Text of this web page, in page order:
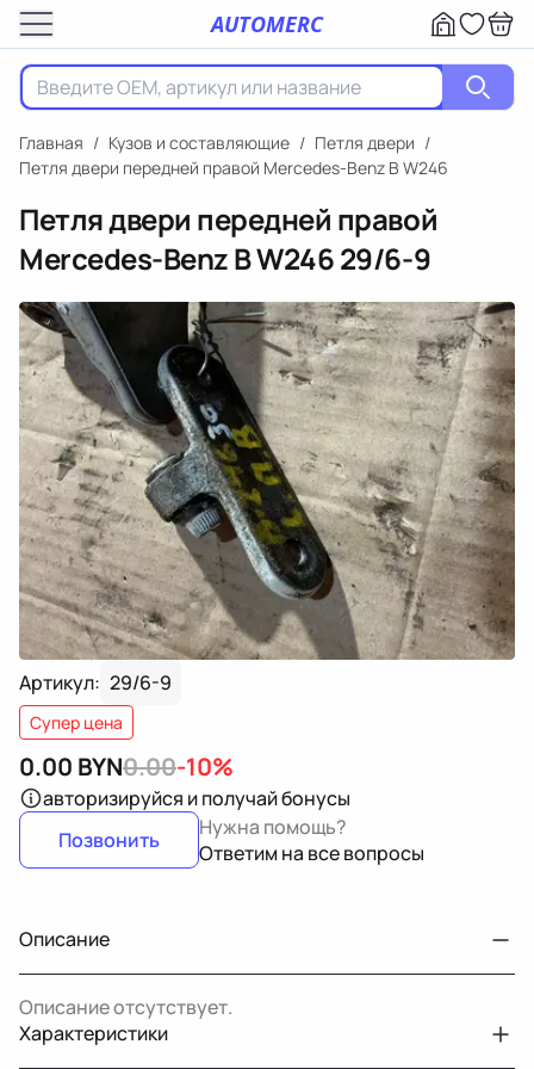
AUTOMERC
Главная / Кузов и составляющие / Петля двери /
Петля двери передней правой Mercedes-Benz B W246
Петля двери передней правой
Mercedes-Benz B W24629/6-9
Артикул: 29/6-9
Супер цена
0.00 BYN0.00-10%
авторизируйся и получай бонусы
Позвонить
Нужна помощь?
Ответим на все вопросы
Описание
Описание отсутствует.
Характеристики